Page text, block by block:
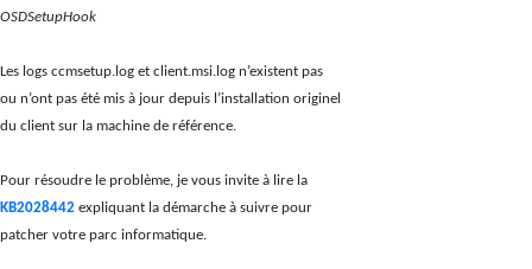
OSDSetupHook
Les logs ccmsetup.log et client.msi.log n’existent pas
ou n’ont pas été mis à jour depuis l’installation originel
du client sur la machine de référence.
Pour résoudre le problème, je vous invite à lire la
KB2028442 expliquant la démarche à suivre pour
patcher votre parc informatique.